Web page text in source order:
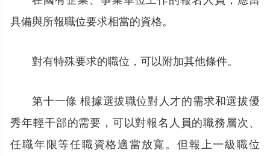
具備與所報職位要求相當的資格。
對有特殊要求的職位，可以附加其他條件。
第十一條 根據選拔職位對人才的需求和選拔優
秀年輕干部的需要，可以對報名人員的職務層次、
任職年限等任職資格適當放寬。但報上一級職位